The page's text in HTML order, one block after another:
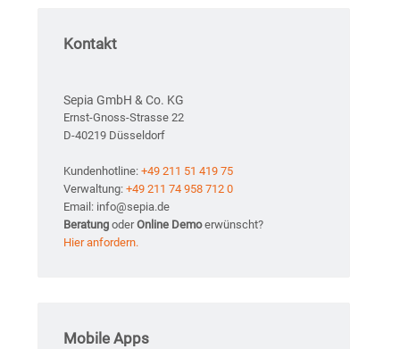
Kontakt
Sepia GmbH & Co. KG
Ernst-Gnoss-Strasse 22
D-40219 Düsseldorf
Kundenhotline: +49 211 51 419 75
Verwaltung: +49 211 74 958 712 0
Email: info@sepia.de
Beratung oderOnline Demoerwünscht?
Hier anfordern.
Mobile Apps